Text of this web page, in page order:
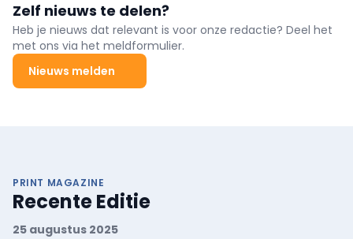
Zelf nieuws te delen?
Heb je nieuws dat relevant is voor onze redactie? Deel het
met ons via het meldformulier.
Nieuws melden
PRINT MAGAZINE
Recente Editie
25 augustus 2025